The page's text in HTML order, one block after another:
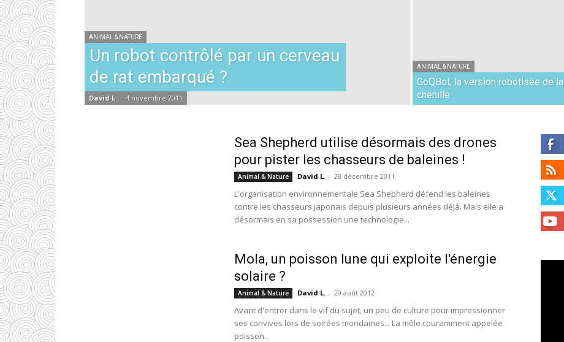
ANIMAL & NATURE
Un robot contrôlé par un cerveau
de rat embarqué ?
David L. - 4 novembre 2011
ANIMAL & NATURE
GoQBot, la version robotisée de la
chenille
Sea Shepherd utilise désormais des drones
pour pister les chasseurs de baleines !
Animal & Nature David L. - 28 décembre 2011
L'organisation environnementale Sea Shepherd défend les baleines
contre les chasseurs japonais depuis plusieurs années déjà. Mais elle a
désormais en sa possession une technologie...
Mola, un poisson lune qui exploite l'énergie
solaire ?
Animal & Nature David L. - 29 août 2012
Avant d'entrer dans le vif du sujet, un peu de culture pour impressionner
ses convives lors de soirées mondaines... La môle couramment appelée
poisson...